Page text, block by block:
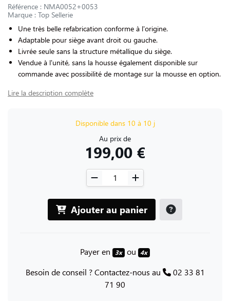
Référence : NMA0052+0053
Marque : Top Sellerie
Une très belle refabrication conforme à l'origine.
Adaptable pour siège avant droit ou gauche.
Livrée seule sans la structure métallique du siège.
Vendue à l'unité, sans la housse également disponible sur
commande avec possibilité de montage sur la mousse en option.
Lire la description complète
Disponible dans 10 à 10 j
Au prix de
199,00 €
Ajouter au panier
Payer en 3x ou 4x
Besoin de conseil ? Contactez-nous au
02 33 81
71 90